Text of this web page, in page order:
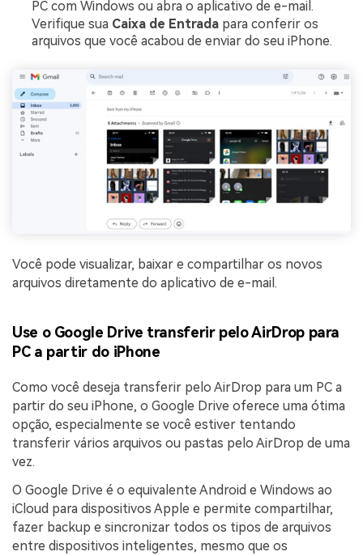
PC com Windows ou abra o aplicativo de e-mail.
Verifique sua Caixa de Entrada para conferir os
arquivos que você acabou de enviar do seu iPhone.
Você pode visualizar, baixar e compartilhar os novos
arquivos diretamente do aplicativo de e-mail.
Use o Google Drive transferir pelo AirDrop para
PC a partir do iPhone
Como você deseja transferir pelo AirDrop para um PC a
partir do seu iPhone, o Google Drive oferece uma ótima
opção, especialmente se você estiver tentando
transferir vários arquivos ou pastas pelo AirDrop de uma
vez.
O Google Drive é o equivalente Android e Windows ao
iCloud para dispositivos Apple e permite compartilhar,
fazer backup e sincronizar todos os tipos de arquivos
entre dispositivos inteligentes, mesmo que os